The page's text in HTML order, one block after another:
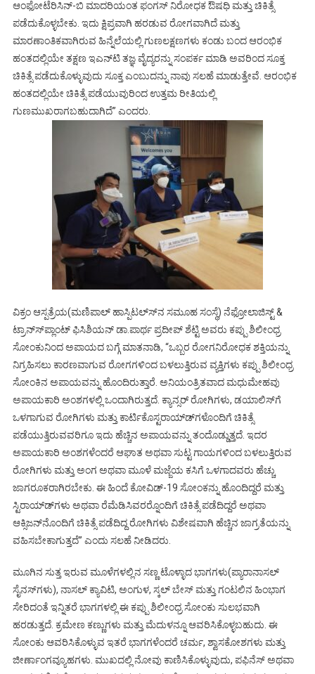
ಆಂಫೋಟೆರಿಸಿನ್-ಬಿ ಮಾದರಿಯಂತ ಫಂಗಸ್ ನಿರೋಧಕ ಔಷಧಿ ಮತ್ತು ಚಿಕಿತ್ಸೆ
ಪಡೆದುಕೊಳ್ಳಬೇಕು. ಇದು ಕ್ಷಿಪ್ರವಾಗಿ ಹರಡುವ ರೋಗವಾಗಿದೆ ಮತ್ತು
ಮಾರಣಾಂತಿಕವಾಗಿರುವ ಹಿನ್ನೆಲೆಯಲ್ಲಿ ಗುಣಲಕ್ಷಣಗಳು ಕಂಡು ಬಂದ ಆರಂಭಿಕ
ಹಂತದಲ್ಲಿಯೇ ತಕ್ಷಣ ಇಎನ್‍ಟಿ ತಜ್ಞ ವೈದ್ಯರನ್ನು ಸಂಪರ್ಕ ಮಾಡಿ ಅವರಿಂದ ಸೂಕ್ತ
ಚಿಕಿತ್ಸೆ ಪಡೆದುಕೊಳ್ಳುವುದು ಸೂಕ್ತ ಎಂಬುದನ್ನು ನಾವು ಸಲಹೆ ಮಾಡುತ್ತೇವೆ. ಆರಂಭಿಕ
ಹಂತದಲ್ಲಿಯೇ ಚಿಕಿತ್ಸೆ ಪಡೆಯುವುರಿಂದ ಉತ್ತಮ ರೀತಿಯಲ್ಲಿ
ಗುಣಮುಖರಾಗಬಹುದಾಗಿದೆ’’ ಎಂದರು.
ವಿಕ್ರಂ ಆಸ್ಪತ್ರೆಯ(ಮಣಿಪಾಲ್ ಹಾಸ್ಪಿಟಲ್ಸ್‍ನ ಸಮೂಹ ಸಂಸ್ಥೆ) ನೆಫ್ರೋಲಾಜಿಸ್ಟ್ &
ಟ್ರಾನ್ಸ್‍ಪ್ಲಾಂಟ್ ಫಿಸಿಶಿಯನ್ ಡಾ.ಪಾರ್ಥ ಪ್ರದೀಪ್ ಶೆಟ್ಟಿ ಅವರು ಕಪ್ಪು ಶಿಲೀಂಧ್ರ
ಸೋಂಕುನಿಂದ ಅಪಾಯದ ಬಗ್ಗೆ ಮಾತನಾಡಿ, “ಒಬ್ಬರ ರೋಗನಿರೋಧಕ ಶಕ್ತಿಯನ್ನು
ನಿಗ್ರಹಿಸಲು ಕಾರಣವಾಗುವ ರೋಗಗಳಿಂದ ಬಳಲುತ್ತಿರುವ ವ್ಯಕ್ತಿಗಳು ಕಪ್ಪು ಶಿಲೀಂಧ್ರ
ಸೋಂಕಿನ ಅಪಾಯವನ್ನು ಹೊಂದಿರುತ್ತಾರೆ. ಅನಿಯಂತ್ರಿತವಾದ ಮಧುಮೇಹವು
ಅಪಾಯಕಾರಿ ಅಂಶಗಳಲ್ಲಿ ಒಂದಾಗಿರುತ್ತದೆ. ಕ್ಯಾನ್ಸರ್ ರೋಗಿಗಳು, ಡಯಾಲಿಸ್‍ಗೆ
ಒಳಗಾಗುವ ರೋಗಿಗಳು ಮತ್ತು ಕಾರ್ಟಿಕೊಸ್ಟರಾಯ್ಡ್‍ಗಳೊಂದಿಗೆ ಚಿಕಿತ್ಸೆ
ಪಡೆಯುತ್ತಿರುವವರಿಗೂ ಇದು ಹೆಚ್ಚಿನ ಅಪಾಯವನ್ನು ತಂದೊಡ್ಡುತ್ತದೆ. ಇದರ
ಅಪಾಯಕಾರಿ ಅಂಶಗಳೆಂದರೆ ಆಘಾತ ಅಥವಾ ಸುಟ್ಟ ಗಾಯಗಳಿಂದ ಬಳಲುತ್ತಿರುವ
ರೋಗಿಗಳು ಮತ್ತು ಅಂಗ ಅಥವಾ ಮೂಳೆ ಮಜ್ಜೆಯ ಕಸಿಗೆ ಒಳಗಾದವರು ಹೆಚ್ಚು
ಜಾಗರೂಕರಾಗಿರಬೇಕು. ಈ ಹಿಂದೆ ಕೋವಿಡ್-19 ಸೋಂಕನ್ನು ಹೊಂದಿದ್ದರೆ ಮತ್ತು
ಸ್ಟಿರಾಯ್ಡ್‍ಗಳು ಅಥವಾ ರೆಮೆಡಿಸಿವರರ್‍ನೊಂದಿಗೆ ಚಿಕಿತ್ಸೆ ಪಡೆದಿದ್ದರೆ ಅಥವಾ
ಆಕ್ಸಿಜನ್‍ನೊಂದಿಗೆ ಚಿಕಿತ್ಸೆ ಪಡೆದಿದ್ದ ರೋಗಿಗಳು ವಿಶೇಷವಾಗಿ ಹೆಚ್ಚಿನ ಜಾಗ್ರತೆಯನ್ನು
ವಹಿಸಬೇಕಾಗುತ್ತದೆ’’ ಎಂದು ಸಲಹೆ ನೀಡಿದರು.
ಮೂಗಿನ ಸುತ್ತ ಇರುವ ಮೂಳೆಗಳಲ್ಲಿನ ಸಣ್ಣ ಟೊಳ್ಳಾದ ಭಾಗಗಳು(ಪ್ಯಾರಾನಾಸಲ್
ಸೈನಸ್‍ಗಳು), ನಾಸಲ್ ಕ್ಯಾವಿಟಿ, ಅಂಗುಳ, ಸ್ಕಲ್ ಬೇಸ್ ಮತ್ತು ಗಂಟಲಿನ ಹಿಂಭಾಗ
ಸೇರಿದಂತೆ ಇನ್ನಿತರೆ ಭಾಗಗಳಲ್ಲಿ ಈ ಕಪ್ಪು ಶಿಲೀಂಧ್ರ ಸೋಂಕು ಸುಲಭವಾಗಿ
ಹರಡುತ್ತದೆ. ಕ್ರಮೇಣ ಕಣ್ಣುಗಳು ಮತ್ತು ಮೆದುಳನ್ನೂ ಆವರಿಸಿಕೊಳ್ಳಬಹುದು. ಈ
ಸೋಂಕು ಆವರಿಸಿಕೊಳ್ಳುವ ಇತರೆ ಭಾಗಗಳೆಂದರೆ ಚರ್ಮ, ಶ್ವಾಸಕೋಶಗಳು ಮತ್ತು
ಜೀರ್ಣಾಂಗವ್ಯೂಹಗಳು. ಮುಖದಲ್ಲಿ ನೋವು ಕಾಣಿಸಿಕೊಳ್ಳುವುದು, ಪಫಿನೆಸ್ ಅಥವಾ